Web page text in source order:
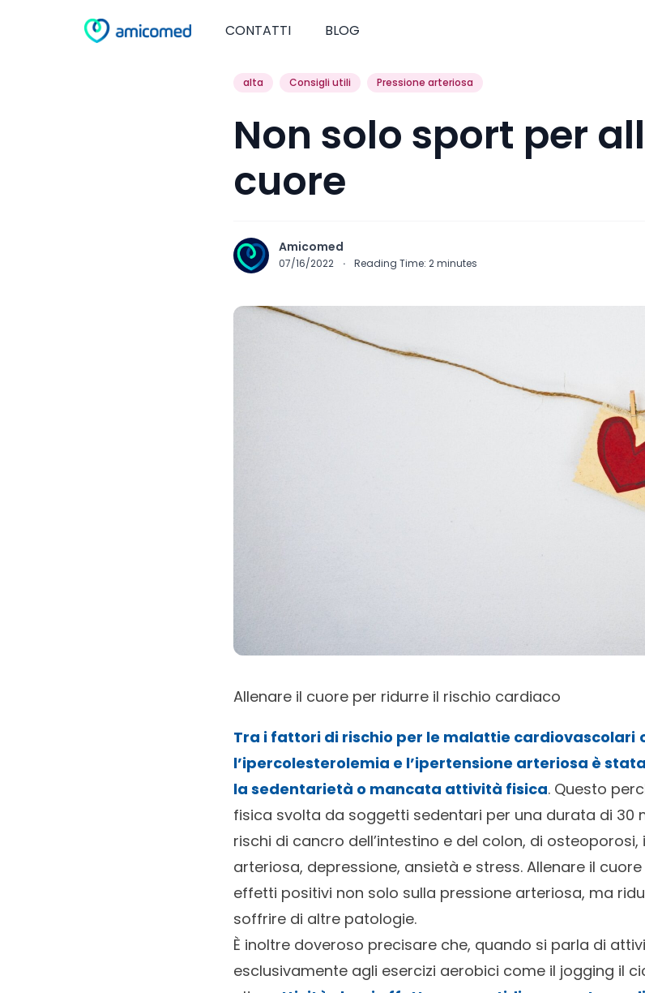
CONTATTI BLOG
alta Consigli utili Pressione arteriosa
Non solo sport per
cuore
Amicomed
07/16/2022 · Reading Time: 2minutes
Allenare il cuore per ridurre il rischio cardiaco
Tra i fattori di rischio per le malattie cardiovascolari
l’ipercolesterolemia e l’ipertensione arteriosa è
la sedentarietà o mancata attività fisica. Questo
fisica svolta da soggetti sedentari per una durata di 30
rischi di cancro dell’intestino e del colon, di
arteriosa, depressione, ansietà e stress. Allenare il
effetti positivi non solo sulla pressione arteriosa, ma
soffrire di altre patologie.
È inoltre doveroso precisare che, quando si parla di
esclusivamente agli esercizi aerobici come il jogging il